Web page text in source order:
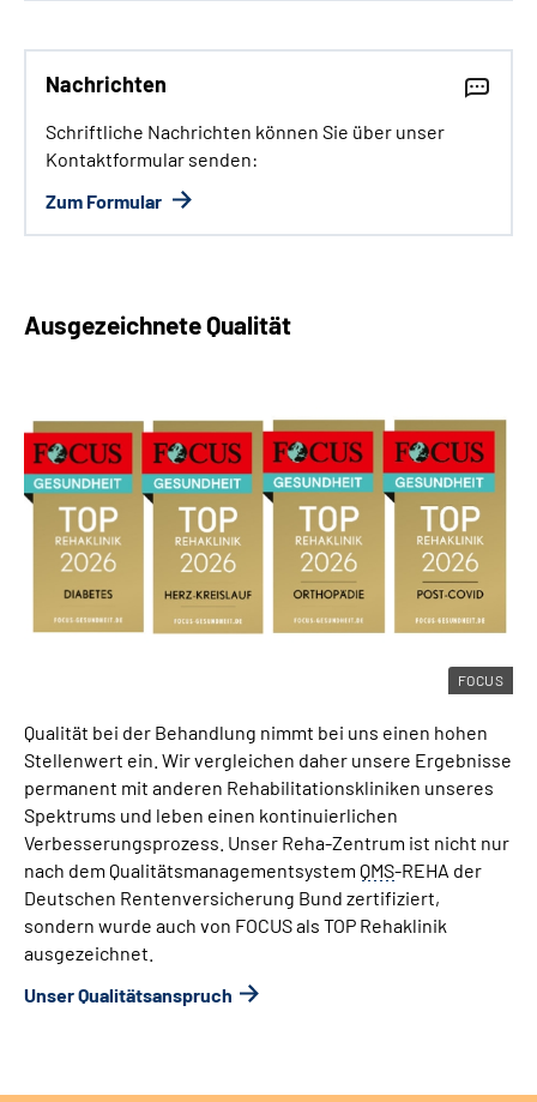
Nachrichten
Schriftliche Nachrichten können Sie über unser
Kontaktformular senden:
Zum Formular
Ausgezeichnete Qualität
Qualität bei der Behandlung nimmt bei uns einen hohen
Stellenwert ein. Wir vergleichen daher unsere Ergebnisse
permanent mit anderen Rehabilitationskliniken unseres
Spektrums und leben einen kontinuierlichen
Verbesserungsprozess. Unser Reha-Zentrum ist nicht nur
nach dem Qualitätsmanagementsystem QMS-REHA der
Deutschen Rentenversicherung Bund zertifiziert,
sondern wurde auch von FOCUS als TOP Rehaklinik
ausgezeichnet.
Unser Qualitätsanspruch
FOCUS